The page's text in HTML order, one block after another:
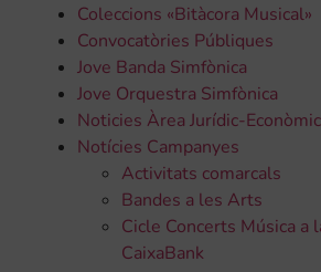
Coleccions «Bitàcora Musical»
Convocatòries Públiques
Jove Banda Simfònica
Jove Orquestra Simfònica
Noticies Àrea Jurídic-
Notícies Campanyes
Activitats comarcals
Bandes a les Arts
Cicle Concerts Música a
CaixaBank